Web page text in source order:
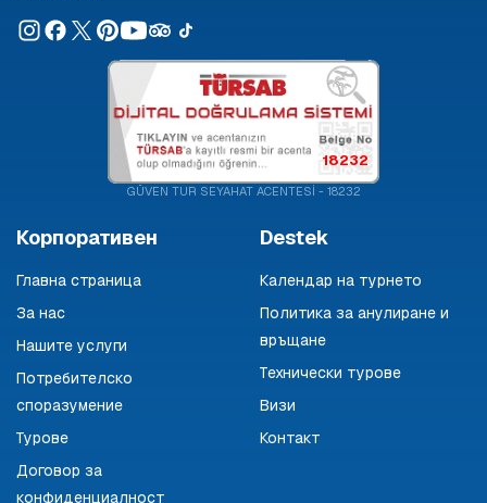
18232
GÜVEN TUR SEYAHAT ACENTESİ - 18232
Корпоративен
Главна страница
За нас
Нашите услуги
Потребителско
споразумение
Турове
Договор за
конфиденциалност
Destek
Календар на турнето
Политика за анулиране и
връщане
Технически турове
Визи
Контакт